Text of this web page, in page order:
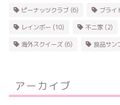
ピーナッツクラブ (6) ブライ
レインボー (10) 不二家 (2)
海外スクイーズ (6) 食品サン
アーカイブ